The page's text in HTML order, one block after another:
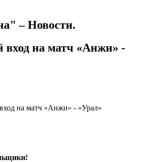
– Новости.
вход на матч «Анжи» -
на матч «Анжи» - «Урал»